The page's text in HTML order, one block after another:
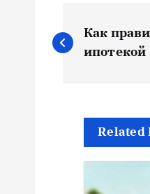
Н
а
Как
ипотекой
Related